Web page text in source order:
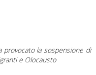
la sospensione di
e Olocausto